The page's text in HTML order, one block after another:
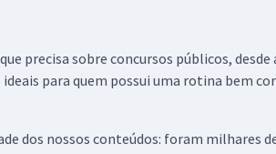
precisa sobre concursos públicos,
para quem possui uma rotina bem
dos nossos conteúdos: foram milhares